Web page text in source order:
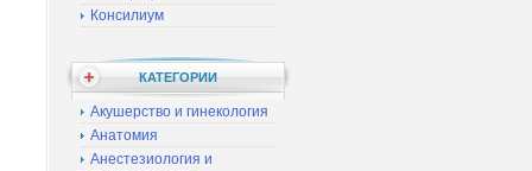
Консилиум
КАТЕГОРИИ
Акушерство и гинекология
Анатомия
Анестезиология и